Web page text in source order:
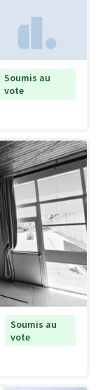
Soumis au
vote
Soumis au
vote